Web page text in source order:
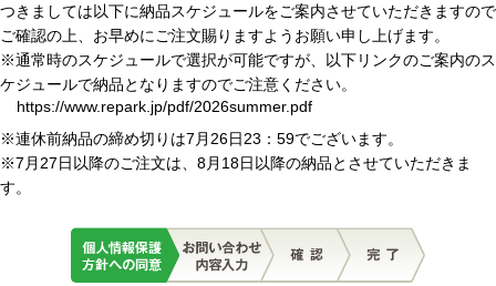
つきましては以下に納品スケジュールをご案内させていただきますので
ご確認の上、お早めにご注文賜りますようお願い申し上げます。
※通常時のスケジュールで選択が可能ですが、以下リンクのご案内のス
ケジュールで納品となりますのでご注意ください。
https://www.repark.jp/pdf/2026summer.pdf
※連休前納品の締め切りは7月26日23：59でございます。
※7月27日以降のご注文は、8月18日以降の納品とさせていただきま
す。